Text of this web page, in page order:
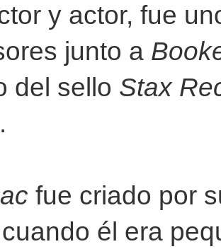
y actor, fue
junto a
del sello Stax
fue criado por
él era